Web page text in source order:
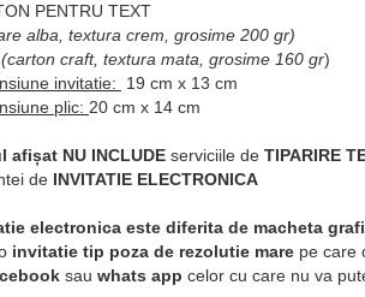
PENTRU TEXT
alba, textura crem, grosime 200 gr)
(carton craft, textura mata, grosime 160 gr)
invitatie:
19 cm x 13 cm
plic: 20 cm x 14 cm
afișat NU INCLUDE serviciile de TIPARIRE
de INVITATIE ELECTRONICA
electronica este diferita de macheta
invitatie tip poza de rezolutie mare pe care
sau whats app celor cu care nu va